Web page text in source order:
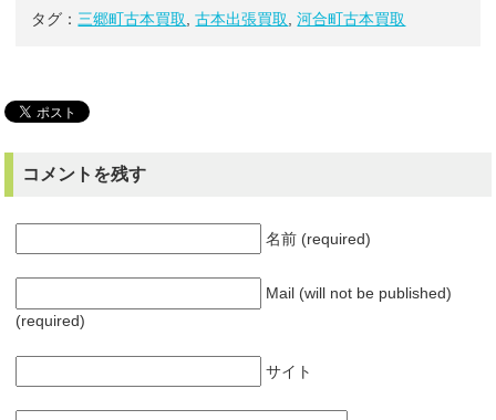
タグ： 三郷町古本買取 ,古本出張買取 ,河合町古本買取
コメントを残す
名前 (required)
Mail (will not be published)
(required)
サイト